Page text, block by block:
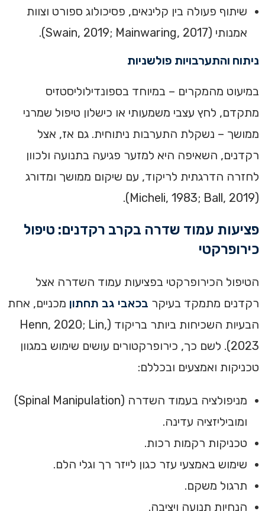
שיתוף פעולה בין קלינאים, פסיכולוג ספורט וצוות
אמנותי (Swain, 2019; Mainwaring, 2017).
ניתוח והתערבויות פולשניות
במיעוט מהמקרים – במיוחד בספונדילוליסטזיס
מתקדם, לחץ עצבי משמעותי או כישלון טיפול שמרני
ממושך – נשקלת התערבות ניתוחית. גם אז, אצל
רקדנים, השאיפה היא למזער פגיעה בתנועה ולכוון
לחזרה הדרגתית לריקוד, עם שיקום ממושך ומדורג
(Micheli, 1983; Ball, 2019).
פציעות עמוד שדרה בקרב רקדנים: טיפול
כירופרקטי
הטיפול הכירופרקטי בפציעות עמוד השדרה אצל
רקדנים מתמקד בעיקר בכאבי גב תחתון מכניים, אחת
הבעיות השכיחות ביותר בריקוד (Henn, 2020; Lin,
2023). לשם כך, כירופרקטורים עושים שימוש במגוון
טכניקות ואמצעים ובכללם:
מניפולציה בעמוד השדרה (Spinal Manipulation)
ומוביליזציה עדינה.
טכניקות רקמות רכות.
שימוש באמצעי עזר כגון לייזר רך וגלי הלם.
תרגול משקם.
הנחיות תנועה ויציבה.